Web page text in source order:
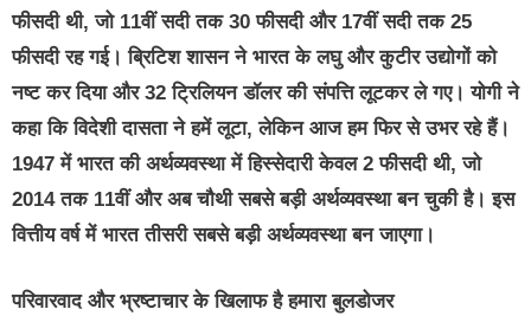
फीसदी थी, जो 11वीं सदी तक 30 फीसदी और 17वीं सदी तक 25
फीसदी रह गई। ब्रिटिश शासन ने भारत के लघु और कुटीर उद्योगों को
नष्ट कर दिया और 32 ट्रिलियन डॉलर की संपत्ति लूटकर ले गए। योगी ने
कहा कि विदेशी दासता ने हमें लूटा, लेकिन आज हम फिर से उभर रहे हैं।
1947 में भारत की अर्थव्यवस्था में हिस्सेदारी केवल 2 फीसदी थी, जो
2014 तक 11वीं और अब चौथी सबसे बड़ी अर्थव्यवस्था बन चुकी है। इस
वित्तीय वर्ष में भारत तीसरी सबसे बड़ी अर्थव्यवस्था बन जाएगा।
परिवारवाद और भ्रष्टाचार के खिलाफ है हमारा बुलडोजर